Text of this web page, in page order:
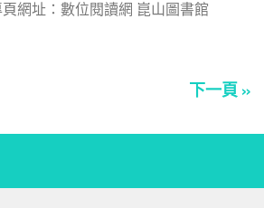
網址：數位閱讀網 崑山圖書館
下一頁 »